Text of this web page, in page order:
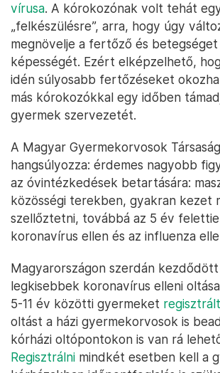
vírusa. A kórokozónak volt tehát
„felkészülésre”, arra, hogy úgy
megnövelje a fertőző és
képességét. Ezért elképzelhető,
idén súlyosabb fertőzéseket
más kórokozókkal egy időben
gyermek szervezetét.
A Magyar Gyermekorvosok
hangsúlyozza: érdemes nagyobb
az óvintézkedések betartására:
közösségi terekben, gyakran kezet
szellőztetni, továbbá az 5 év
koronavírus ellen és az influenza
Magyarországon szerdán
legkisebbek koronavírus elleni
5-11 év közötti gyermeket
oltást a házi gyermekorvosok is
kórházi oltópontokon is van rá
Regisztrálni mindkét esetben kell a